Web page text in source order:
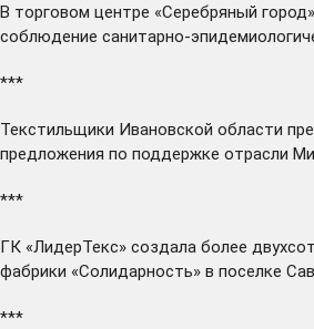
В торговом центре «Серебряный город»
соблюдение санитарно-
***
Текстильщики Ивановской области
предложения по поддержке отрасли
***
ГК «ЛидерТекс» создала более
фабрики «Солидарность» в поселке
***